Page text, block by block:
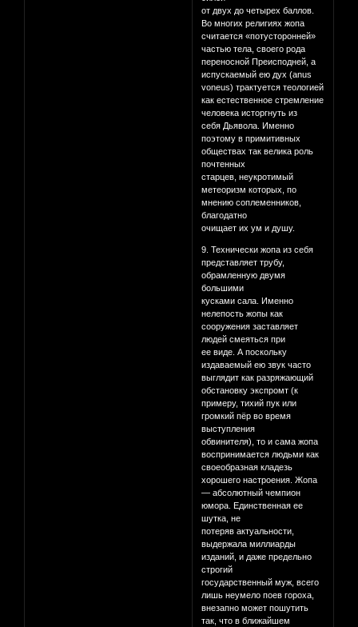
от двух до четырех баллов.
Во многих религиях жопа
считается «потусторонней»
частью тела, своего рода
переносной Преисподней, а
испускаемый ею дух (anus
voneus) трактуется теологией
как естественное стремление
человека исторгнуть из
себя Дьявола. Именно
поэтому в примитивных
обществах так велика роль
почтенных
старцев, неукротимый
метеоризм которых, по
мнению соплеменников,
благодатно
очищает их ум и душу.
9. Технически жопа из себя
представляет трубу,
обрамленную двумя
большими
кусками сала. Именно
нелепость жопы как
сооружения заставляет
людей смеяться при
ее виде. А поскольку
издаваемый ею звук часто
выглядит как разряжающий
обстановку экспромт (к
примеру, тихий пук или
громкий пёр во время
выступления
обвинителя), то и сама жопа
воспринимается людьми как
своеобразная кладезь
хорошего настроения. Жопа
— абсолютный чемпион
юмора. Единственная ее
шутка, не
потеряв актуальности,
выдержала миллиарды
изданий, и даже предельно
строгий
государственный муж, всего
лишь неумело поев гороха,
внезапно может пошутить
так, что в ближайшем